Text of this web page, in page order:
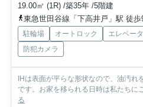
19.00㎡ (1R) /築35年 /5階建
東急世田谷線「下高井戸」駅 徒歩
駐輪場 オートロック エレベー
防犯カメラ
IHは表面が平らな形状なので、油汚れ
です。お家を移られる日時は私たちに
る